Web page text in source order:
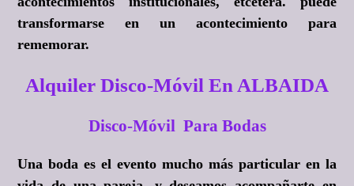
transformarse en un acontecimiento para
rememorar.
Alquiler Disco-Móvil En ALBAIDA
Disco-Móvil Para Bodas
Una boda es el evento mucho más particular en la